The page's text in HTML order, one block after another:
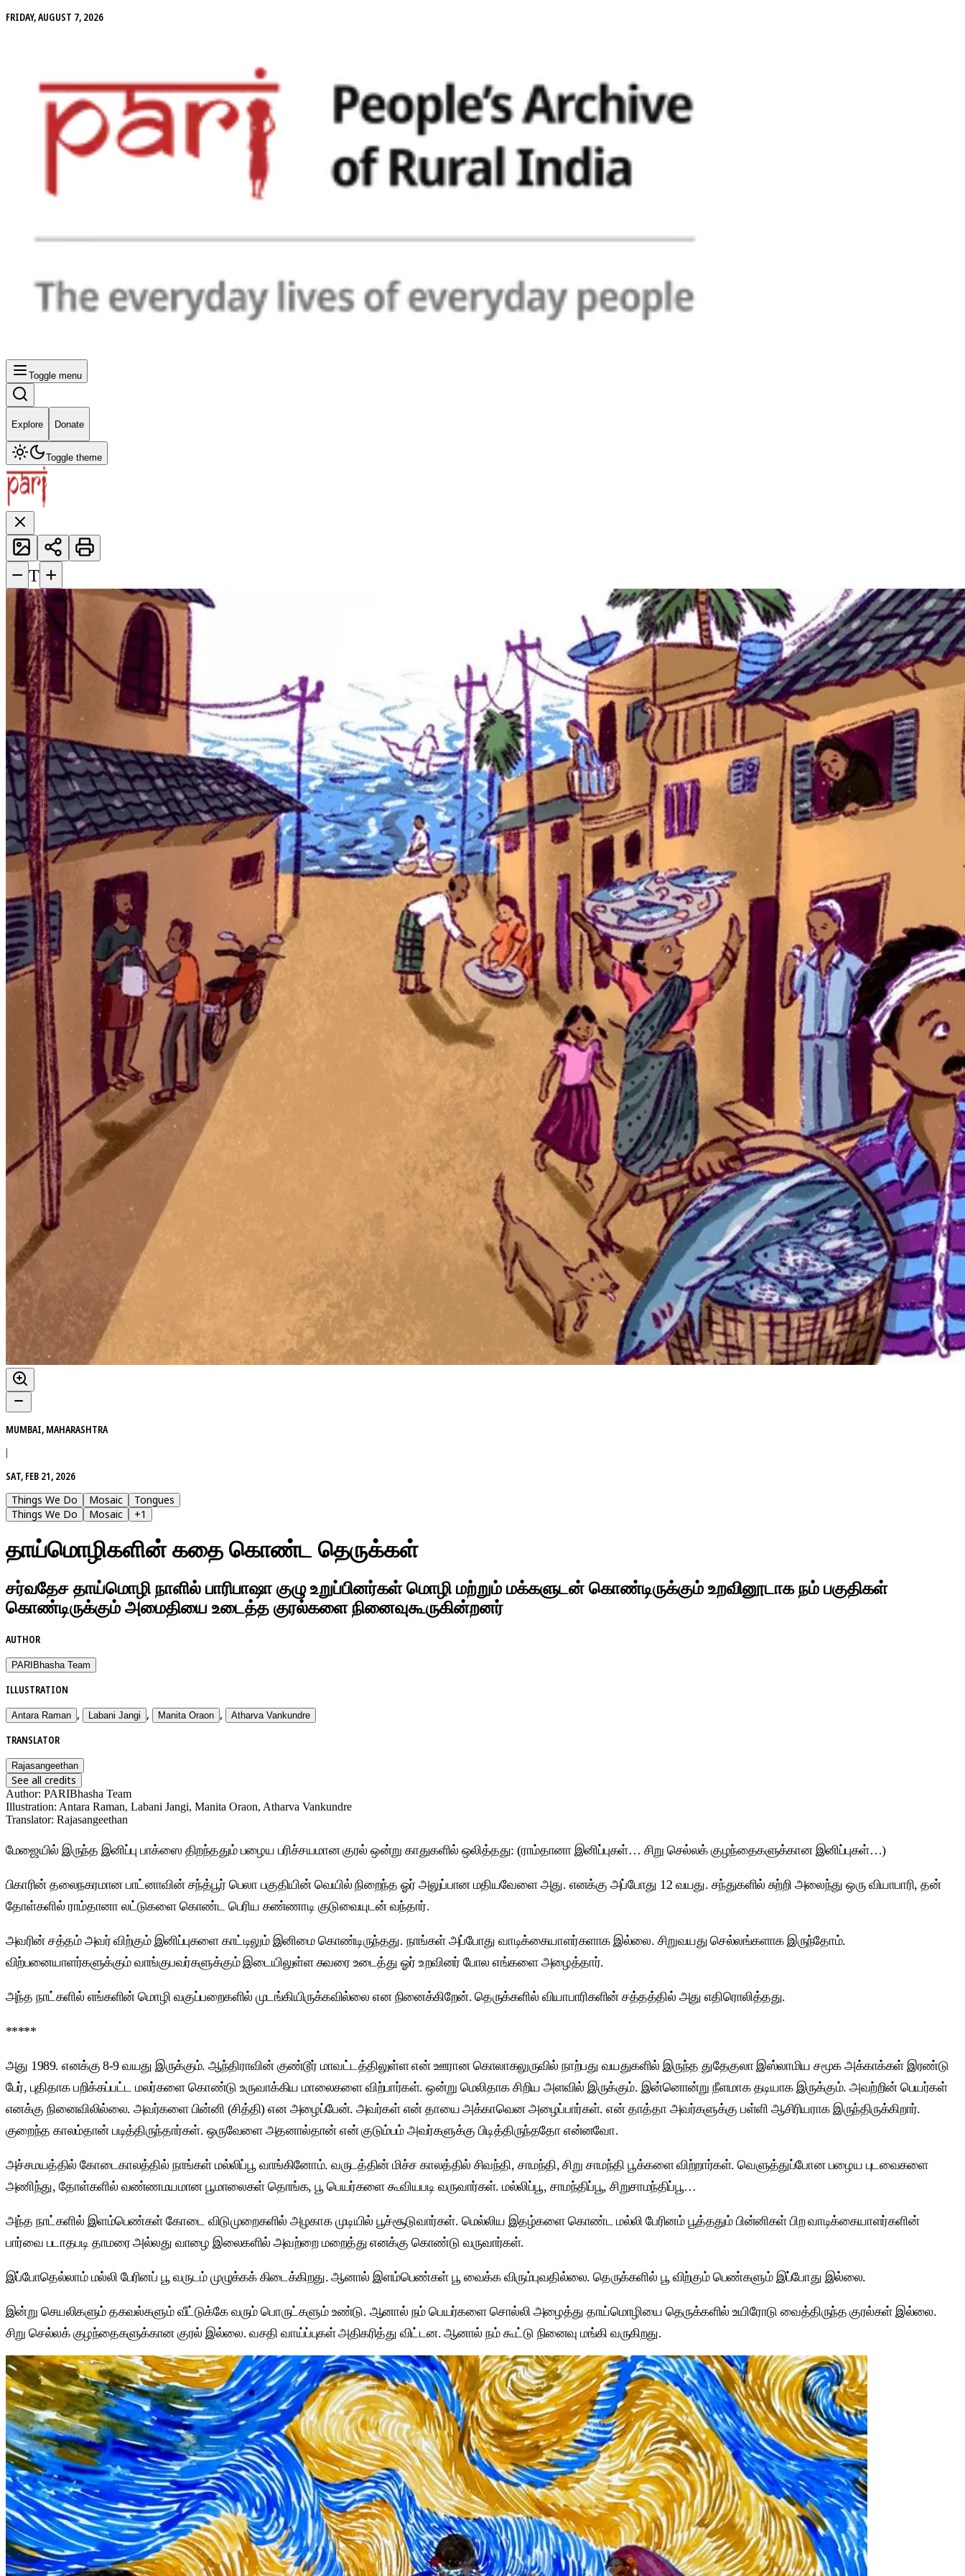
FRIDAY, AUGUST 7, 2026
Toggle menu
Explore Donate
Toggle theme
− T +
MUMBAI, MAHARASHTRA
|
SAT, FEB 21, 2026
Things We Do
Mosaic
Tongues
Things We Do
Mosaic +1
தாய்மொழிகளின் கதை கொண்ட தெருக்கள்
சர்வதேச தாய்மொழி நாளில் பாரிபாஷா குழு உறுப்பினர்கள் மொழி மற்றும் மக்களுடன் கொண்டிருக்கும் உறவினூடாக நம் பகுதிகள்
கொண்டிருக்கும் அமைதியை உடைத்த குரல்களை நினைவுகூருகின்றனர்
AUTHOR
PARIBhasha Team
ILLUSTRATION
Antara Raman , Labani Jangi , Manita Oraon , Atharva Vankundre
TRANSLATOR
Rajasangeethan
See all credits
Author: PARIBhasha Team
Illustration: Antara Raman, Labani Jangi, Manita Oraon, Atharva Vankundre
Translator: Rajasangeethan
மேஜையில் இருந்த இனிப்பு பாக்ஸை திறந்ததும் பழைய பரிச்சயமான குரல் ஒன்று காதுகளில் ஒலித்தது: (ராம்தானா இனிப்புகள்… சிறு செல்லக் குழந்தைகளுக்கான இனிப்புகள்…)
பிகாரின் தலைநகரமான பாட்னாவின் சந்த்பூர் பெலா பகுதியின் வெயில் நிறைந்த ஓர் அலுப்பான மதியவேளை அது. எனக்கு அப்போது 12 வயது. சந்துகளில் சுற்றி அலைந்து ஒரு வியாபாரி, தன்
தோள்களில் ராம்தானா லட்டுகளை கொண்ட பெரிய கண்ணாடி குடுவையுடன் வந்தார்.
அவரின் சத்தம் அவர் விற்கும் இனிப்புகளை காட்டிலும் இனிமை கொண்டிருந்தது. நாங்கள் அப்போது வாடிக்கையாளர்களாக இல்லை. சிறுவயது செல்லங்களாக இருந்தோம்.
விற்பனையாளர்களுக்கும் வாங்குபவர்களுக்கும் இடையிலுள்ள சுவரை உடைத்து ஓர் உறவினர் போல எங்களை அழைத்தார்.
அந்த நாட்களில் எங்களின் மொழி வகுப்பறைகளில் முடங்கியிருக்கவில்லை என நினைக்கிறேன். தெருக்களில் வியாபாரிகளின் சத்தத்தில் அது எதிரொலித்தது.
*****
அது 1989. எனக்கு 8-9 வயது இருக்கும். ஆந்திராவின் குண்டூர் மாவட்டத்திலுள்ள என் ஊரான கொலாகலுருவில் நாற்பது வயதுகளில் இருந்த துதேகுலா இஸ்லாமிய சமூக அக்காக்கள் இரண்டு
பேர், புதிதாக பறிக்கப்பட்ட மலர்களை கொண்டு உருவாக்கிய மாலைகளை விற்பார்கள். ஒன்று மெலிதாக சிறிய அளவில் இருக்கும். இன்னொன்று நீளமாக தடியாக இருக்கும். அவற்றின் பெயர்கள்
எனக்கு நினைவிலில்லை. அவர்களை பின்னி (சித்தி) என அழைப்பேன். அவர்கள் என் தாயை அக்காவென அழைப்பார்கள். என் தாத்தா அவர்களுக்கு பள்ளி ஆசிரியராக இருந்திருக்கிறார்.
குறைந்த காலம்தான் படித்திருந்தார்கள். ஒருவேளை அதனால்தான் என் குடும்பம் அவர்களுக்கு பிடித்திருந்ததோ என்னவோ.
அச்சமயத்தில் கோடைகாலத்தில் நாங்கள் மல்லிப்பூ வாங்கினோம். வருடத்தின் மிச்ச காலத்தில் சிவந்தி, சாமந்தி, சிறு சாமந்தி பூக்களை விற்றார்கள். வெளுத்துப்போன பழைய புடவைகளை
அணிந்து, தோள்களில் வண்ணமயமான பூமாலைகள் தொங்க, பூ பெயர்களை கூவியபடி வருவார்கள். மல்லிப்பூ, சாமந்திப்பூ, சிறுசாமந்திப்பூ…
அந்த நாட்களில் இளம்பெண்கள் கோடை விடுமுறைகளில் அழகாக முடியில் பூச்சூடுவார்கள். மெல்லிய இதழ்களை கொண்ட மல்லி பேரினம் பூத்ததும் பின்னிகள் பிற வாடிக்கையாளர்களின்
பார்வை படாதபடி தாமரை அல்லது வாழை இலைகளில் அவற்றை மறைத்து எனக்கு கொண்டு வருவார்கள்.
இப்போதெல்லாம் மல்லி பேரினப் பூ வருடம் முழுக்கக் கிடைக்கிறது. ஆனால் இளம்பெண்கள் பூ வைக்க விரும்புவதில்லை. தெருக்களில் பூ விற்கும் பெண்களும் இப்போது இல்லை.
இன்று செயலிகளும் தகவல்களும் வீட்டுக்கே வரும் பொருட்களும் உண்டு. ஆனால் நம் பெயர்களை சொல்லி அழைத்து தாய்மொழியை தெருக்களில் உயிரோடு வைத்திருந்த குரல்கள் இல்லை.
சிறு செல்லக் குழந்தைகளுக்கான குரல் இல்லை. வசதி வாய்ப்புகள் அதிகரித்து விட்டன. ஆனால் நம் கூட்டு நினைவு மங்கி வருகிறது.